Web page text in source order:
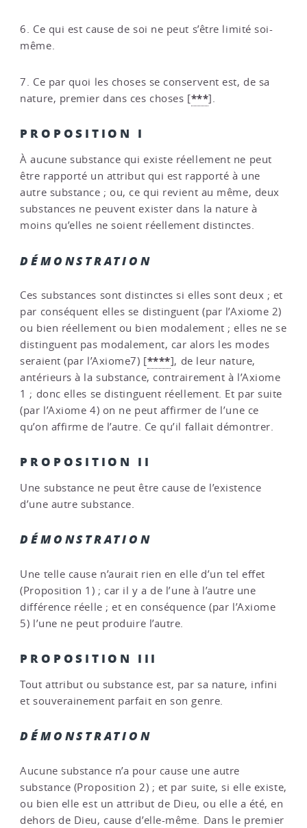
6. Ce qui est cause de soi ne peut s’être limité soi-
même.
7. Ce par quoi les choses se conservent est, de sa
nature, premier dans ces choses [***].
PROPOSITION I
À aucune substance qui existe réellement ne peut
être rapporté un attribut qui est rapporté à une
autre substance ; ou, ce qui revient au même, deux
substances ne peuvent exister dans la nature à
moins qu’elles ne soient réellement distinctes.
DÉMONSTRATION
Ces substances sont distinctes si elles sont deux ; et
par conséquent elles se distinguent (par l’Axiome 2)
ou bien réellement ou bien modalement ; elles ne se
distinguent pas modalement, car alors les modes
seraient (par l’Axiome7) [****], de leur nature,
antérieurs à la substance, contrairement à l’Axiome
1 ; donc elles se distinguent réellement. Et par suite
(par l’Axiome 4) on ne peut affirmer de l’une ce
qu’on affirme de l’autre. Ce qu’il fallait démontrer.
PROPOSITION II
Une substance ne peut être cause de l’existence
d’une autre substance.
DÉMONSTRATION
Une telle cause n’aurait rien en elle d’un tel effet
(Proposition 1) ; car il y a de l’une à l’autre une
différence réelle ; et en conséquence (par l’Axiome
5) l’une ne peut produire l’autre.
PROPOSITION III
Tout attribut ou substance est, par sa nature, infini
et souverainement parfait en son genre.
DÉMONSTRATION
Aucune substance n’a pour cause une autre
substance (Proposition 2) ; et par suite, si elle existe,
ou bien elle est un attribut de Dieu, ou elle a été, en
dehors de Dieu, cause d’elle-même. Dans le premier